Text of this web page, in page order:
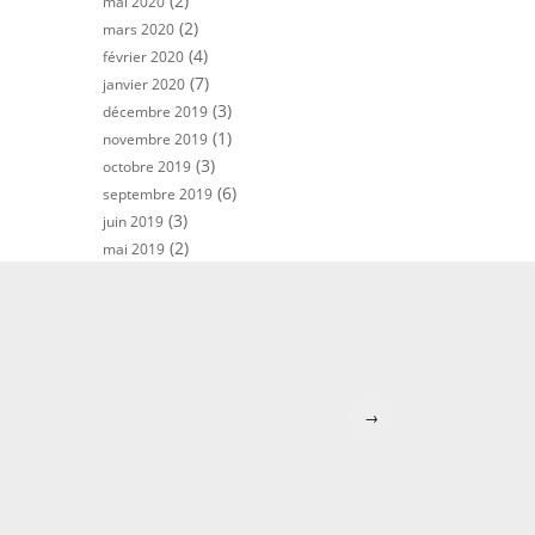
mars 2020 (2)
février 2020 (4)
janvier 2020 (7)
décembre 2019 (3)
novembre 2019 (1)
octobre 2019 (3)
septembre 2019 (6)
juin 2019 (3)
mai 2019 (2)
→